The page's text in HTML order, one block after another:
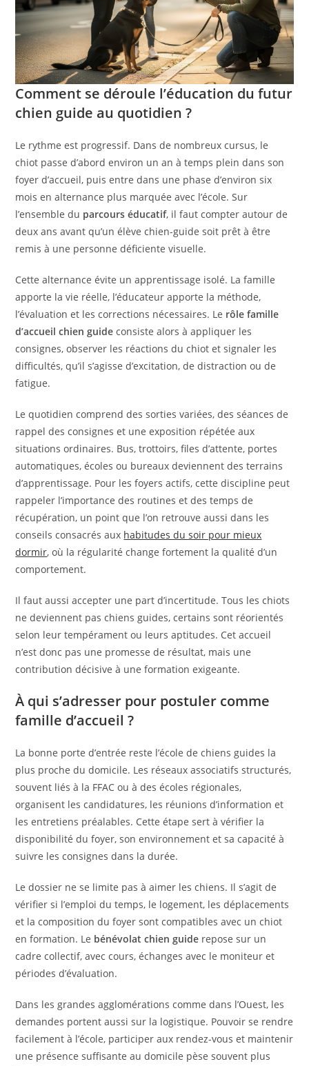
Comment se déroule l’éducation du futur
chien guide au quotidien ?
Le rythme est progressif. Dans de nombreux cursus, le
chiot passe d’abord environ un an à temps plein dans son
foyer d’accueil, puis entre dans une phase d’environ six
mois en alternance plus marquée avec l’école. Sur
l’ensemble du parcours éducatif, il faut compter autour de
deux ans avant qu’un élève chien-guide soit prêt à être
remis à une personne déficiente visuelle.
Cette alternance évite un apprentissage isolé. La famille
apporte la vie réelle, l’éducateur apporte la méthode,
l’évaluation et les corrections nécessaires. Le rôle famille
d’accueil chien guide consiste alors à appliquer les
consignes, observer les réactions du chiot et signaler les
difficultés, qu’il s’agisse d’excitation, de distraction ou de
fatigue.
Le quotidien comprend des sorties variées, des séances de
rappel des consignes et une exposition répétée aux
situations ordinaires. Bus, trottoirs, files d’attente, portes
automatiques, écoles ou bureaux deviennent des terrains
d’apprentissage. Pour les foyers actifs, cette discipline peut
rappeler l’importance des routines et des temps de
récupération, un point que l’on retrouve aussi dans les
conseils consacrés aux habitudes du soir pour mieux
dormir, où la régularité change fortement la qualité d’un
comportement.
Il faut aussi accepter une part d’incertitude. Tous les chiots
ne deviennent pas chiens guides, certains sont réorientés
selon leur tempérament ou leurs aptitudes. Cet accueil
n’est donc pas une promesse de résultat, mais une
contribution décisive à une formation exigeante.
À qui s’adresser pour postuler comme
famille d’accueil ?
La bonne porte d’entrée reste l’école de chiens guides la
plus proche du domicile. Les réseaux associatifs structurés,
souvent liés à la FFAC ou à des écoles régionales,
organisent les candidatures, les réunions d’information et
les entretiens préalables. Cette étape sert à vérifier la
disponibilité du foyer, son environnement et sa capacité à
suivre les consignes dans la durée.
Le dossier ne se limite pas à aimer les chiens. Il s’agit de
vérifier si l’emploi du temps, le logement, les déplacements
et la composition du foyer sont compatibles avec un chiot
en formation. Le bénévolat chien guide repose sur un
cadre collectif, avec cours, échanges avec le moniteur et
périodes d’évaluation.
Dans les grandes agglomérations comme dans l’Ouest, les
demandes portent aussi sur la logistique. Pouvoir se rendre
facilement à l’école, participer aux rendez-vous et maintenir
une présence suffisante au domicile pèse souvent plus